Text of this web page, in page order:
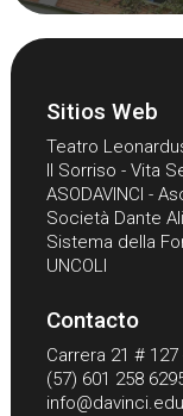
Sitios Web
Teatro
Il Sorriso - Vita
ASODAVINCI -
Società Dante
Sistema della
UNCOLI
Contacto
Carrera 21 # 127
(57) 601 258